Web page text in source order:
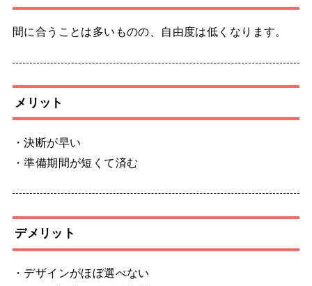
間に合うことは多いものの、自由度は低くなります。
メリット
・決断が早い
・準備期間が短くて済む
デメリット
・デザインがほぼ選べない